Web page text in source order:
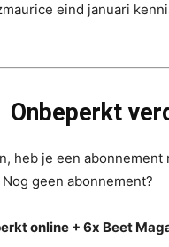
eind januari
Onbeperkt
heb je een
geen abonnement?
online + 6x Beet